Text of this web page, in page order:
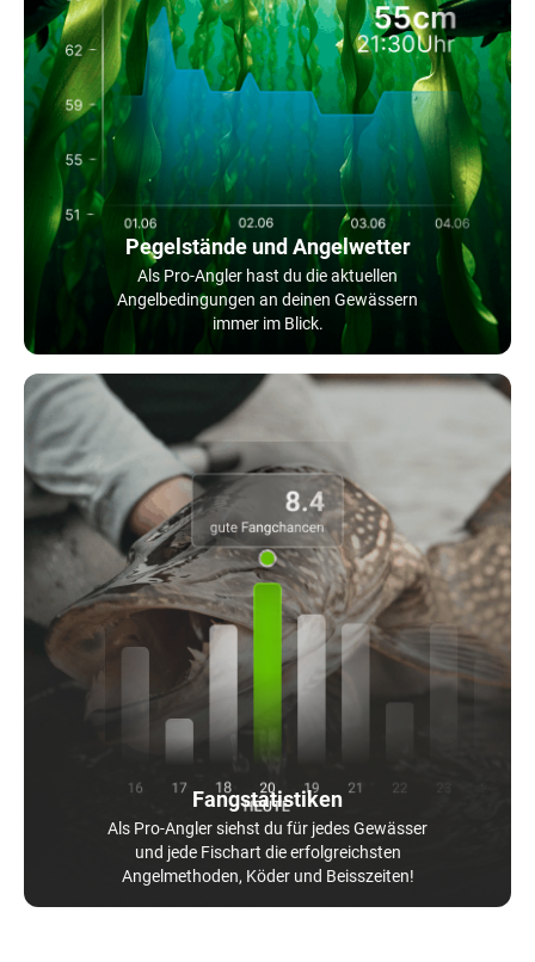
Pegelstände und Angelwetter
Als Pro-Angler hast du die aktuellen
Angelbedingungen an deinen Gewässern
immer im Blick.
Fangstatistiken
Als Pro-Angler siehst du für jedes Gewässer
und jede Fischart die erfolgreichsten
Angelmethoden, Köder und Beisszeiten!